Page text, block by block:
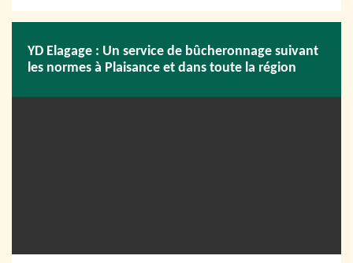
YD Elagage : Un service de bûcheronnage suivant
les normes à Plaisance et dans toute la région